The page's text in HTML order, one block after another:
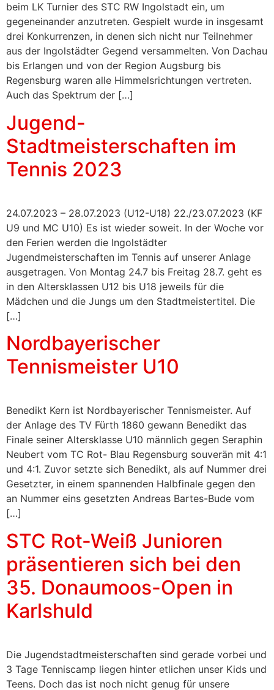
beim LK Turnier des STC RW Ingolstadt ein, um
gegeneinander anzutreten. Gespielt wurde in insgesamt
drei Konkurrenzen, in denen sich nicht nur Teilnehmer
aus der Ingolstädter Gegend versammelten. Von Dachau
bis Erlangen und von der Region Augsburg bis
Regensburg waren alle Himmelsrichtungen vertreten.
Auch das Spektrum der […]
Jugend-
Stadtmeisterschaften im
Tennis 2023
24.07.2023 – 28.07.2023 (U12-U18) 22./23.07.2023 (KF
U9 und MC U10) Es ist wieder soweit. In der Woche vor
den Ferien werden die Ingolstädter
Jugendmeisterschaften im Tennis auf unserer Anlage
ausgetragen. Von Montag 24.7 bis Freitag 28.7. geht es
in den Altersklassen U12 bis U18 jeweils für die
Mädchen und die Jungs um den Stadtmeistertitel. Die
[…]
Nordbayerischer
Tennismeister U10
Benedikt Kern ist Nordbayerischer Tennismeister. Auf
der Anlage des TV Fürth 1860 gewann Benedikt das
Finale seiner Altersklasse U10 männlich gegen Seraphin
Neubert vom TC Rot- Blau Regensburg souverän mit 4:1
und 4:1. Zuvor setzte sich Benedikt, als auf Nummer drei
Gesetzter, in einem spannenden Halbfinale gegen den
an Nummer eins gesetzten Andreas Bartes-Bude vom
[…]
STC Rot-Weiß Junioren
präsentieren sich bei den
35. Donaumoos-Open in
Karlshuld
Die Jugendstadtmeisterschaften sind gerade vorbei und
3 Tage Tenniscamp liegen hinter etlichen unser Kids und
Teens. Doch das ist noch nicht genug für unsere